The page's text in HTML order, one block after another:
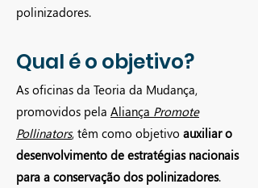
polinizadores.
Qual é o objetivo?
As oficinas da Teoria da Mudança,
promovidos pela Aliança Promote
Pollinators, têm como objetivo auxiliar o
desenvolvimento de estratégias nacionais
para a conservação dos polinizadores.